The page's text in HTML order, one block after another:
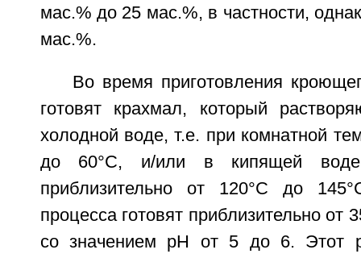
мас.% до 25 мас.%, в частности,
мас.%.
Во время приготовления
готовят крахмал, который
холодной воде, т.е. при комнатной
до 60°C, и/или в кипящей воде
приблизительно от 120°C до
процесса готовят приблизительно от
со значением pH от 5 до 6. Этот